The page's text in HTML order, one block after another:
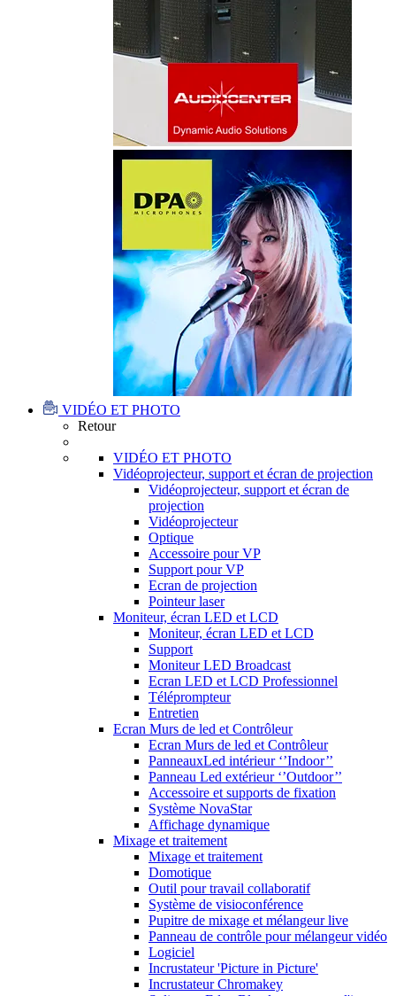
VIDÉO ET PHOTO
Retour
VIDÉO ET PHOTO
Vidéoprojecteur, support et écran de projection
Vidéoprojecteur, support et écran de
projection
Vidéoprojecteur
Optique
Accessoire pour VP
Support pour VP
Ecran de projection
Pointeur laser
Moniteur, écran LED et LCD
Moniteur, écran LED et LCD
Support
Moniteur LED Broadcast
Ecran LED et LCD Professionnel
Téléprompteur
Entretien
Ecran Murs de led et Contrôleur
Ecran Murs de led et Contrôleur
PanneauxLed intérieur ‘’Indoor’’
Panneau Led extérieur ‘’Outdoor’’
Accessoire et supports de fixation
Système NovaStar
Affichage dynamique
Mixage et traitement
Mixage et traitement
Domotique
Outil pour travail collaboratif
Système de visioconférence
Pupitre de mixage et mélangeur live
Panneau de contrôle pour mélangeur vidéo
Logiciel
Incrustateur 'Picture in Picture'
Incrustateur Chromakey